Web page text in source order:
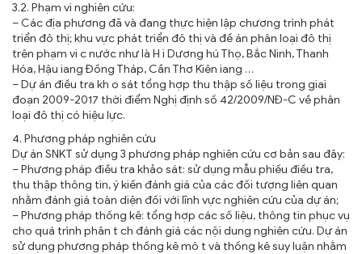
3.2. Phạm vi nghiên cứu:
– Các địa phương đã và đang thực hiện lập chương trình phát
triển đô thị; khu vực phát triển đô thị và đề án phân loại đô thị
trên phạm vi c nước như là H i Dương hú Thọ, Bắc Ninh, Thanh
Hóa, Hậu iang Đồng Tháp, Cần Thơ Kiên iang …
– Dự án điều tra kh o sát tổng hợp thu thập số liệu trong giai
đoạn 2009-2017 thời điểm Nghị định số 42/2009/NĐ-C về phân
loại đô thị có hiệu lực.
4. Phương pháp nghiên cứu
Dự án SNKT sử dụng 3 phương pháp nghiên cứu cơ bản sau đây:
– Phương pháp điều tra khảo sát: sử dụng mẫu phiếu điều tra,
thu thập thông tin, ý kiến đánh giá của các đối tượng liên quan
nhằm đánh giá toàn diện đối với lĩnh vực nghiên cứu của dự án;
– Phương pháp thống kê: tổng hợp các số liệu, thông tin phục vụ
cho quá trình phân t ch đánh giá các nội dung nghiên cứu. Dự án
sử dụng phương pháp thống kê mô t và thống kê suy luận nhằm